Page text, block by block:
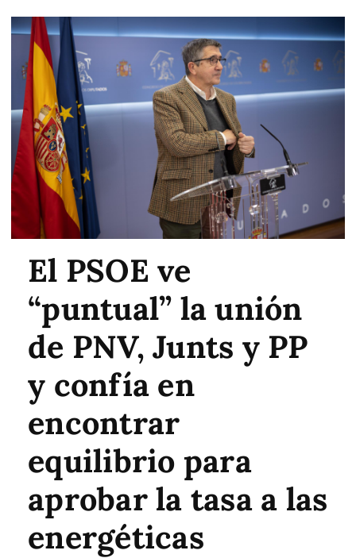
El PSOE ve
“puntual” la unión
de PNV, Junts y PP
y confía en
encontrar
equilibrio para
aprobar la tasa a las
energéticas